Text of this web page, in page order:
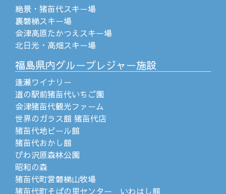
絶景・猪苗代スキー場
裏磐梯スキー場
会津高原たかつえスキー場
北日光・高畑スキー場
福島県内グループレジャー施設
逢瀬ワイナリー
道の駅前猪苗代いちご園
会津猪苗代観光ファーム
世界のガラス館 猪苗代店
猪苗代地ビール館
猪苗代おかし館
びわ沢原森林公園
昭和の森
猪苗代町営磐梯山牧場
猪苗代町そばの里センター いわはし館